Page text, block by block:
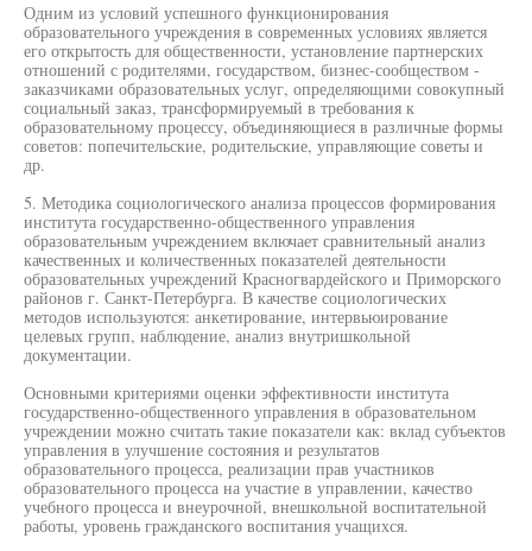
Одним из условий успешного функционирования
образовательного учреждения в современных условиях является
его открытость для общественности, установление партнерских
отношений с родителями, государством, бизнес-сообществом -
заказчиками образовательных услуг, определяющими совокупный
социальный заказ, трансформируемый в требования к
образовательному процессу, объединяющиеся в различные формы
советов: попечительские, родительские, управляющие советы и
др.
5. Методика социологического анализа процессов формирования
института государственно-общественного управления
образовательным учреждением включает сравнительный анализ
качественных и количественных показателей деятельности
образовательных учреждений Красногвардейского и Приморского
районов г. Санкт-Петербурга. В качестве социологических
методов используются: анкетирование, интервьюирование
целевых групп, наблюдение, анализ внутришкольной
документации.
Основными критериями оценки эффективности института
государственно-общественного управления в образовательном
учреждении можно считать такие показатели как: вклад субъектов
управления в улучшение состояния и результатов
образовательного процесса, реализации прав участников
образовательного процесса на участие в управлении, качество
учебного процесса и внеурочной, внешкольной воспитательной
работы, уровень гражданского воспитания учащихся.